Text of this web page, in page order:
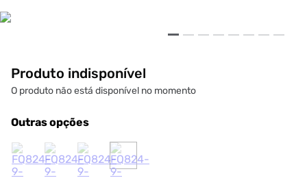
Produto indisponível
O produto não está disponível no momento
Outras opções